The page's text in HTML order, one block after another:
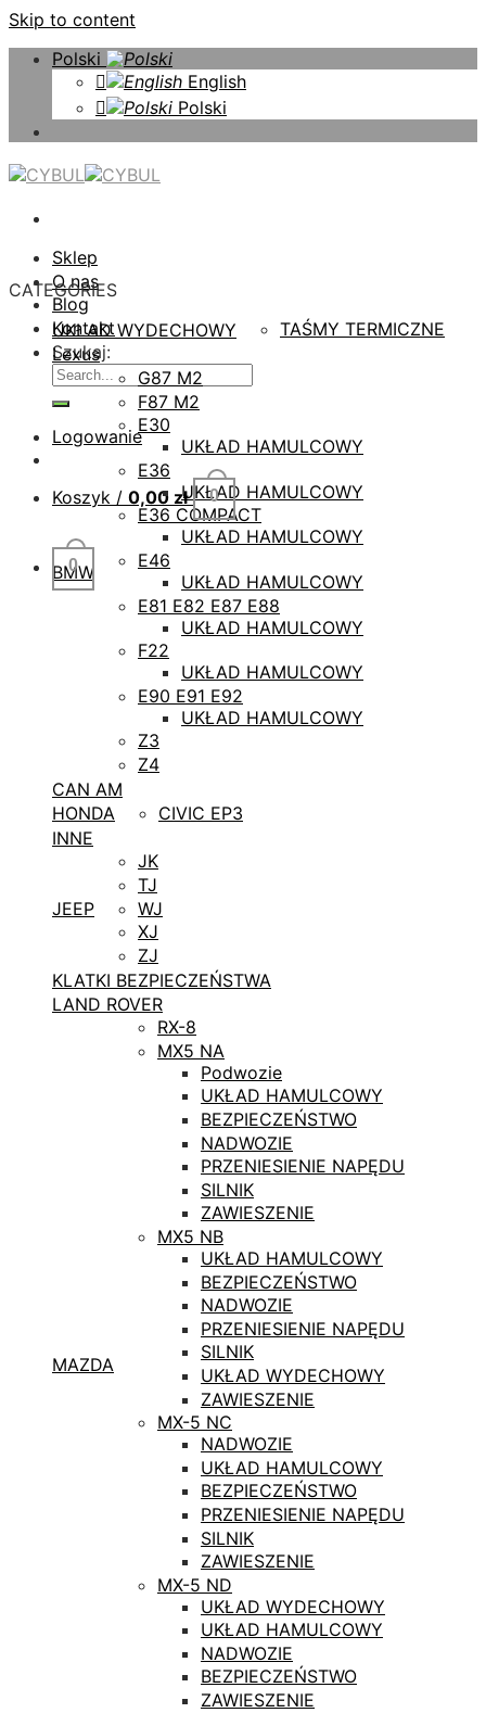
Skip to content
Polski
English
Polski
Sklep
O nas
Blog
Kontakt
Szukaj:
Logowanie
Koszyk / 0,00 zł 0
0
CATEGORIES
UKŁAD WYDECHOWY
TAŚMY TERMICZNE
Lexus
BMW
G87 M2
F87 M2
E30
UKŁAD HAMULCOWY
E36
UKŁAD HAMULCOWY
E36 COMPACT
UKŁAD HAMULCOWY
E46
UKŁAD HAMULCOWY
E81 E82 E87 E88
UKŁAD HAMULCOWY
F22
UKŁAD HAMULCOWY
E90 E91 E92
UKŁAD HAMULCOWY
Z3
Z4
CAN AM
HONDA
CIVIC EP3
INNE
JEEP
JK
TJ
WJ
XJ
ZJ
KLATKI BEZPIECZEŃSTWA
LAND ROVER
MAZDA
RX-8
MX5 NA
Podwozie
UKŁAD HAMULCOWY
BEZPIECZEŃSTWO
NADWOZIE
PRZENIESIENIE NAPĘDU
SILNIK
ZAWIESZENIE
MX5 NB
UKŁAD HAMULCOWY
BEZPIECZEŃSTWO
NADWOZIE
PRZENIESIENIE NAPĘDU
SILNIK
UKŁAD WYDECHOWY
ZAWIESZENIE
MX-5 NC
NADWOZIE
UKŁAD HAMULCOWY
BEZPIECZEŃSTWO
PRZENIESIENIE NAPĘDU
SILNIK
ZAWIESZENIE
MX-5 ND
UKŁAD WYDECHOWY
UKŁAD HAMULCOWY
NADWOZIE
BEZPIECZEŃSTWO
ZAWIESZENIE